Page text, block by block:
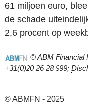
61 miljoen euro,
de schade
2,6 procent op
© ABM Financial
+31(0)20 26 28 999;
© ABMFN - 2025